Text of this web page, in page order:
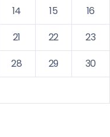
14 15
16
21 22
23
28 29
30